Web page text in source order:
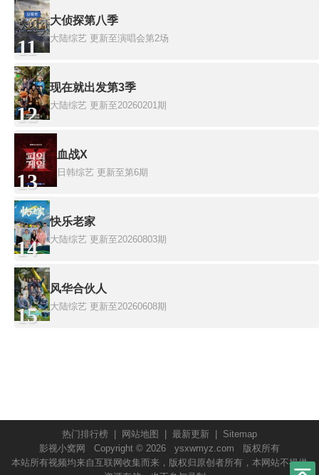
11
大侦探第八季
大陆综艺 更新至演唱会第2场
12
现在就出发第3季
大陆综艺 更新至20260201期
13
血战X
日韩综艺 更新至第6期
14
快乐老家
大陆综艺 更新至20260803期
15
风华合伙人
大陆综艺 更新至20260608期
热门排行榜 网站地图 最新更新
Sitemap
影视小窝网
Copyright © 2026 ysxwmyz.com
版权所有
本站所有视频均来自互联网收集而来，版权归原创者所有，本网站不提供